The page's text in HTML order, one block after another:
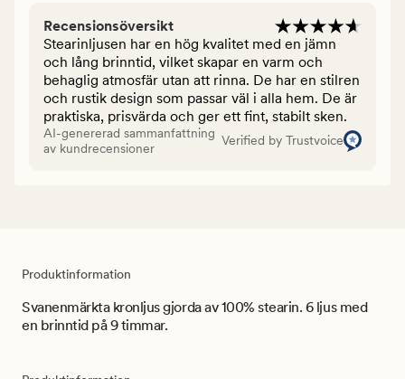
Recensionsöversikt
Stearinljusen har en hög kvalitet med en jämn
och lång brinntid, vilket skapar en varm och
behaglig atmosfär utan att rinna. De har en stilren
och rustik design som passar väl i alla hem. De är
praktiska, prisvärda och ger ett fint, stabilt sken.
AI-genererad sammanfattning
av kundrecensioner
Verified by Trustvoice
Produktinformation
Svanenmärkta kronljus gjorda av 100% stearin. 6 ljus med
en brinntid på 9 timmar.